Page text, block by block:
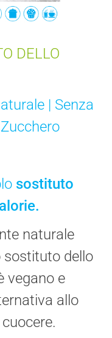
DELLO
| Senza
sostituto
naturale
sostituto dello
vegano e
allo